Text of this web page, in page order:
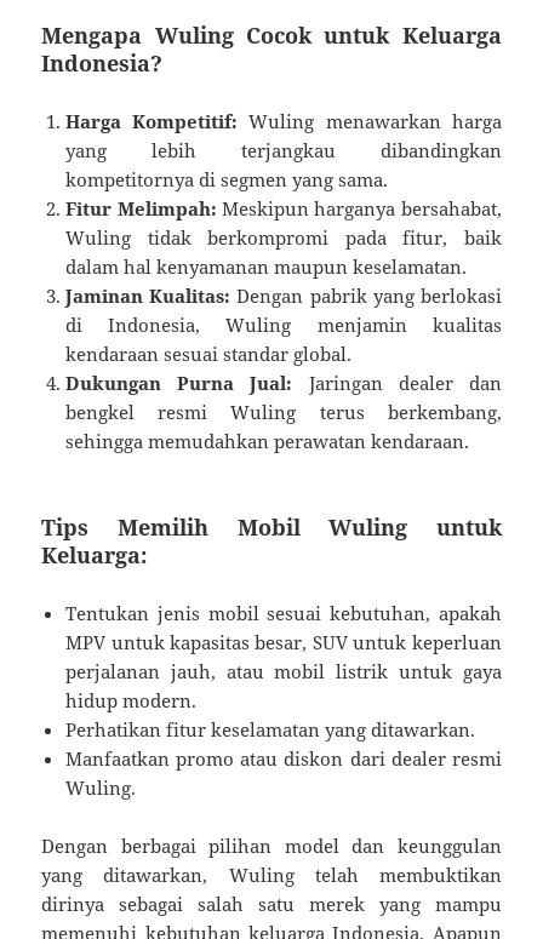
Mengapa Wuling Cocok untuk Keluarga
Indonesia?
Harga Kompetitif: Wuling menawarkan harga
yang lebih terjangkau dibandingkan
kompetitornya di segmen yang sama.
Fitur Melimpah: Meskipun harganya bersahabat,
Wuling tidak berkompromi pada fitur, baik
dalam hal kenyamanan maupun keselamatan.
Jaminan Kualitas: Dengan pabrik yang berlokasi
di Indonesia, Wuling menjamin kualitas
kendaraan sesuai standar global.
Dukungan Purna Jual: Jaringan dealer dan
bengkel resmi Wuling terus berkembang,
sehingga memudahkan perawatan kendaraan.
Tips Memilih Mobil Wuling untuk
Keluarga:
Tentukan jenis mobil sesuai kebutuhan, apakah
MPV untuk kapasitas besar, SUV untuk keperluan
perjalanan jauh, atau mobil listrik untuk gaya
hidup modern.
Perhatikan fitur keselamatan yang ditawarkan.
Manfaatkan promo atau diskon dari dealer resmi
Wuling.
Dengan berbagai pilihan model dan keunggulan
yang ditawarkan, Wuling telah membuktikan
dirinya sebagai salah satu merek yang mampu
memenuhi kebutuhan keluarga Indonesia. Apapun